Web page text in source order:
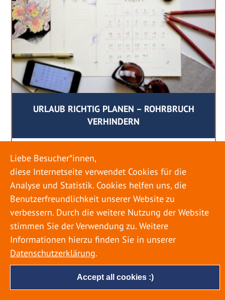
URLAUB RICHTIG PLANEN – ROHRBRUCH
VERHINDERN
18. MAI 2022
Egal ob Sommer oder Winter: Alle Menschen
genießen ihren Urlaub. Dabei zieht es die Einen
weiter weg, die Anderen bleiben dann doch
lieber in der Heimat. Wenn Sie für eine längere
Zeit wegfahren möchten, gibt es einige Dinge zu
beachten, damit nicht anschließend eine böse
Überraschung auf Sie wartet. Um einen
möglichst entspannten Urlaub zu […]
Accept all cookies :)
Liebe Besucher*innen,
diese Internetseite verwendet Cookies für die
Analyse und Statistik. Cookies helfen uns, die
Benutzerfreundlichkeit unserer Website zu
verbessern. Durch die weitere Nutzung der Website
stimmen Sie der Verwendung zu. Weitere
Informationen hierzu finden Sie in unserer
Datenschutzerklärung.